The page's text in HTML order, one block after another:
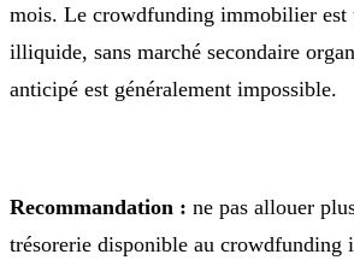
mois. Le crowdfunding immobilier est
illiquide, sans marché secondaire
anticipé est généralement impossible.
Recommandation : ne pas allouer
trésorerie disponible au crowdfunding